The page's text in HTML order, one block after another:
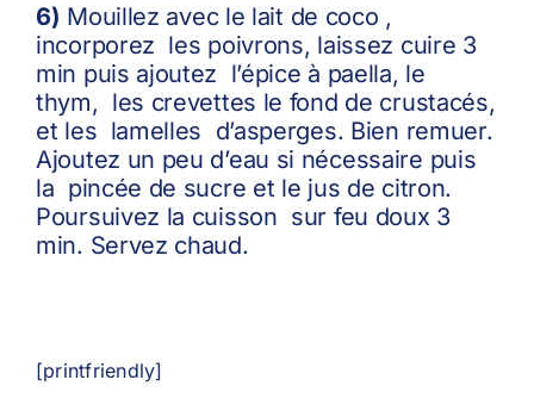
6) Mouillez avec le lait de coco ,
incorporez les poivrons, laissez cuire 3
min puis ajoutez l’épice à paella, le
thym, les crevettes le fond de crustacés,
et les lamelles d’asperges. Bien remuer.
Ajoutez un peu d’eau si nécessaire puis
la pincée de sucre et le jus de citron.
Poursuivez la cuisson sur feu doux 3
min. Servez chaud.
[printfriendly]